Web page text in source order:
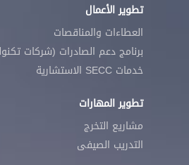
تطوير الأعمال
العطاءات والمناقصات
برنامج دعم الصادرات (شركات
خدمات SECC الاستشارية
تطوير المهارات
مشاريع التخرج
التدريب الصيفى